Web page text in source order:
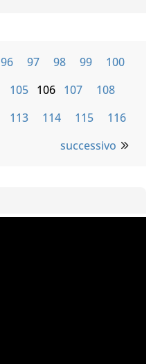
96 97 98 99
100
105 106 107
108
113 114 115
116
successivo